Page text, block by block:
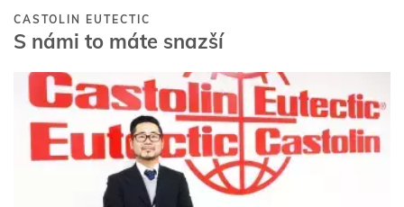
CASTOLIN EUTECTIC
S námi to máte snazší